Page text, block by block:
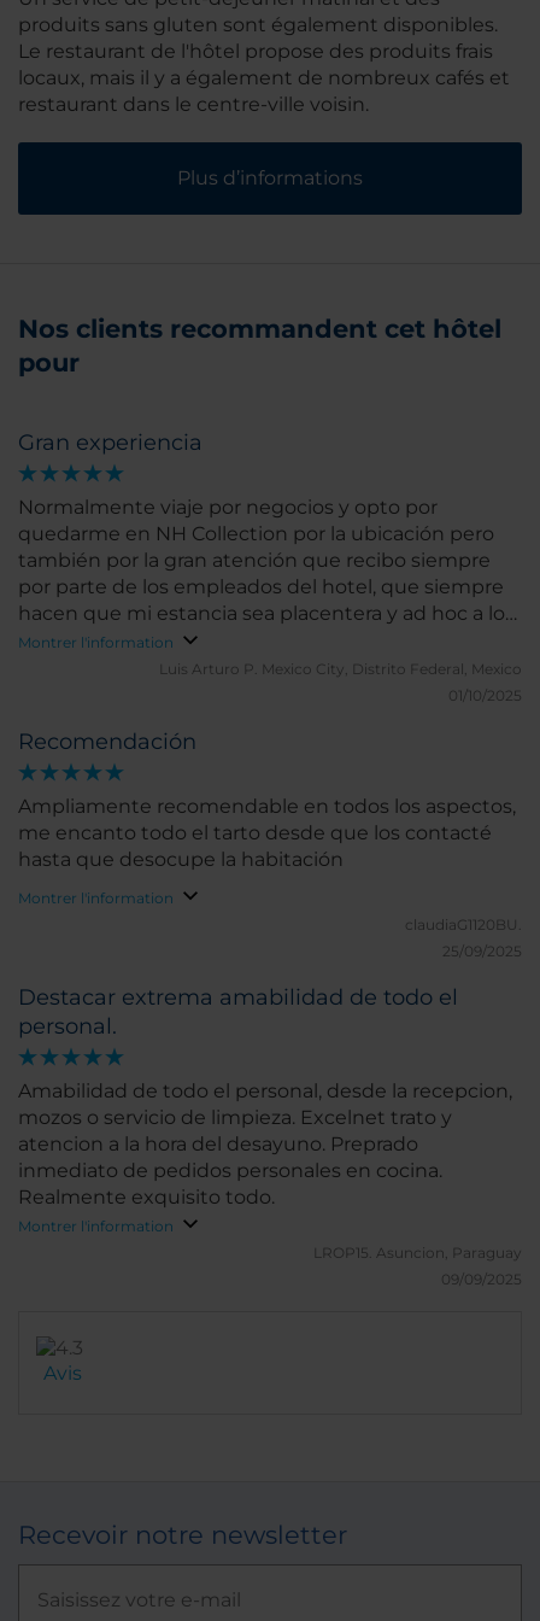
produits sans gluten sont également disponibles.
Le restaurant de l'hôtel propose des produits frais
locaux, mais il y a également de nombreux cafés et
restaurant dans le centre-ville voisin.
Plus d’informations
Nos clients recommandent cet hôtel
pour
Gran experiencia
Normalmente viaje por negocios y opto por
quedarme en NH Collection por la ubicación pero
también por la gran atención que recibo siempre
por parte de los empleados del hotel, que siempre
hacen que mi estancia sea placentera y ad hoc a lo
que necesito
Montrer l'information
Luis Arturo P. Mexico City, Distrito Federal, Mexico
01/10/2025
Recomendación
Ampliamente recomendable en todos los aspectos,
me encanto todo el tarto desde que los contacté
hasta que desocupe la habitación
Montrer l'information
claudiaG1120BU.
25/09/2025
Destacar extrema amabilidad de todo el
personal.
Amabilidad de todo el personal, desde la recepcion,
mozos o servicio de limpieza. Excelnet trato y
atencion a la hora del desayuno. Preprado
inmediato de pedidos personales en cocina.
Realmente exquisito todo.
Montrer l'information
LROP15. Asuncion, Paraguay
09/09/2025
Avis
Recevoir notre newsletter